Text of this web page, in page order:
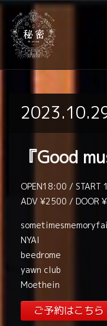
『Good
OPEN18:00 / START
ADV ¥2500 / DOOR
NYAI
beedrome
yawn club
Moethein
ご予約はこちら